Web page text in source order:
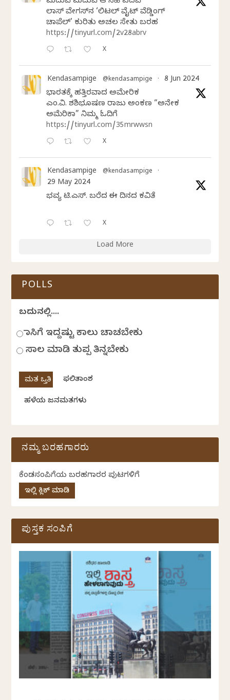
ಲಾಸ್‌ ವೇಗಸ್‌ನ ‘ಲಿಟಲ್ ವೈಟ್ ವೆಡ್ಡಿಂಗ್
ಚಾಪೆಲ್’ ಕುರಿತು ಅಚಲ ಸೇತು ಬರಹ
https://tinyurl.com/2v28abrv
X
Kendasampige @kendasampige · 8 Jun 2024
ಭಾರತಕ್ಕೆ ಹತ್ತಿರವಾದ ಅಮೇರಿಕ
ಎಂ.ವಿ. ಶಶಿಭೂಷಣ ರಾಜು ಅಂಕಣ “ಅನೇಕ
ಅಮೆರಿಕಾ” ನಿಮ್ಮ ಓದಿಗೆ
https://tinyurl.com/35mrwwsn
X
Kendasampige @kendasampige ·
29 May 2024
ಭವ್ಯ ಟಿ.ಎಸ್. ಬರೆದ ಈ ದಿನದ ಕವಿತೆ
X
Load More
POLLS
ಬದುಕಿನಲ್ಲಿ....
ಹಾಸಿಗೆ ಇದ್ದಷ್ಟು ಕಾಲು ಚಾಚಬೇಕು
ಸಾಲ ಮಾಡಿ ತುಪ್ಪ ತಿನ್ನಬೇಕು
ಫಲಿತಾಂಶ
ಹಳೆಯ ಜನಮತಗಳು
ನಮ್ಮ ಬರಹಗಾರರು
ಕೆಂಡಸಂಪಿಗೆಯ ಬರಹಗಾರರ ಪುಟಗಳಿಗೆ
ಇಲ್ಲಿ ಕ್ಲಿಕ್ ಮಾಡಿ
ಪುಸ್ತಕ ಸಂಪಿಗೆ